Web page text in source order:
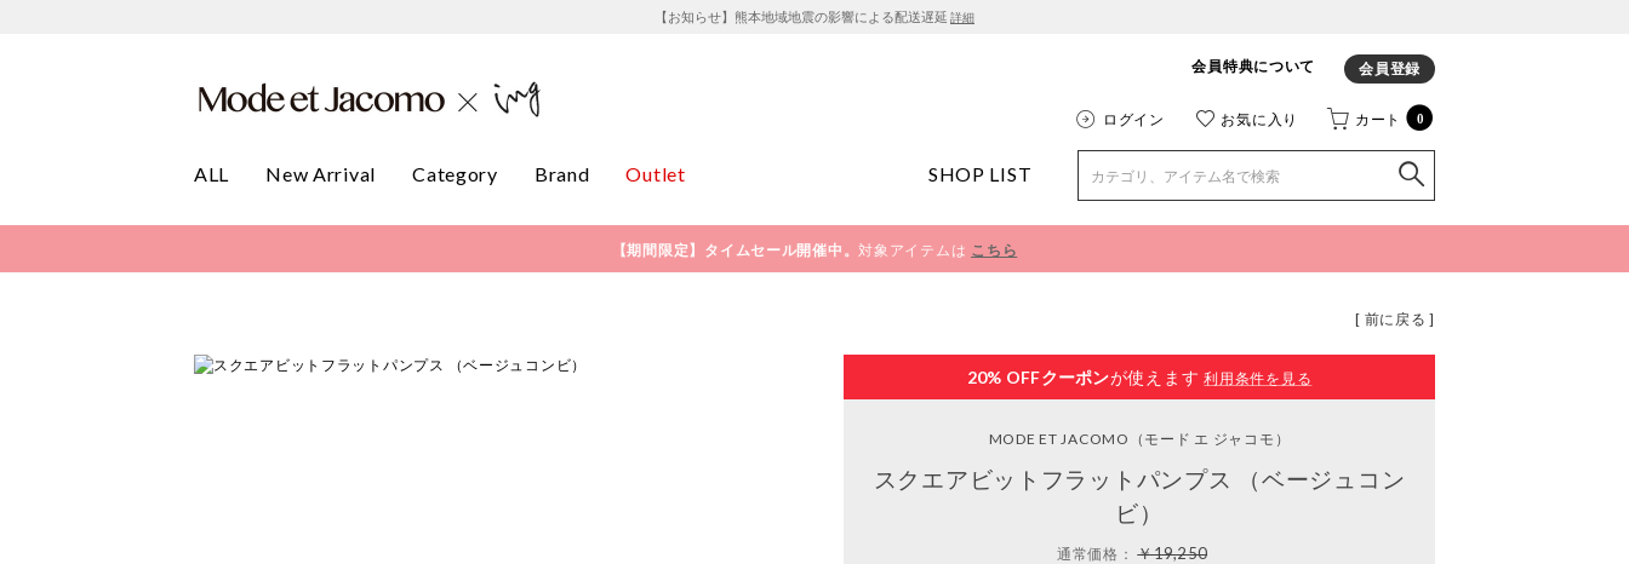
【お知らせ】熊本地域地震の影響による配送遅延 詳細
会員特典について 会員登録
ログイン お気に入り カート 0
ALL New Arrival Category Brand Outlet SHOP LIST
【期間限定】タイムセール開催中。対象アイテムは こちら
[ 前に戻る ]
20% OFFクーポンが使えます 利用条件を見る
MODE ET JACOMO （モード エ ジャコモ）
スクエアビットフラットパンプス （ベージュコン
ビ）
通常価格：￥19,250